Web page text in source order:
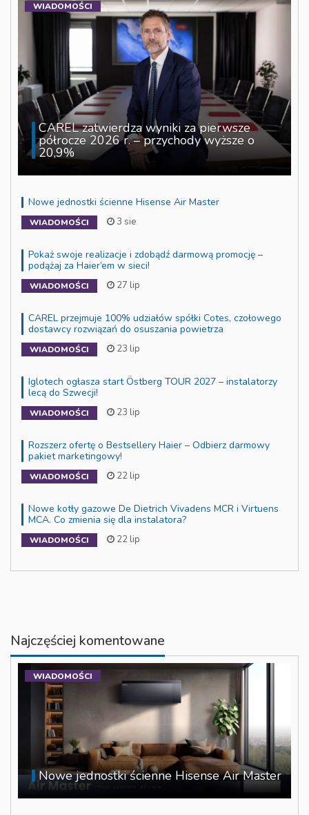
CAREL zatwierdza wyniki za pierwsze
półrocze 2026 r. – przychody wyższe o
20,9%
WIADOMOŚCI
Nowe jednostki ścienne Hisense Air Master
WIADOMOŚCI 3 sie
Pokaż swoje realizacje i zdobądź darmową promocję –
podążaj za Haier’em w sieci!
WIADOMOŚCI 27 lip
CAREL przejmuje 100% udziałów spółki Cotes, czołowego
dostawcy rozwiązań do osuszania powietrza
WIADOMOŚCI 23 lip
Iglotech ogłasza start Östberg TOUR 2027 – instalatorzy
lecą do Szwecji!
WIADOMOŚCI 23 lip
Rozszerz ofertę o Bestsellery Haier – Odbierz darmowy
pakiet marketingowy!
WIADOMOŚCI 22 lip
Nowe kotły gazowe De Dietrich Vivadens MCR i Virtuens
MCA. Co zmienia się dla instalatora?
WIADOMOŚCI 22 lip
Najczęściej komentowane
Nowe jednostki ścienne Hisense Air Master
WIADOMOŚCI